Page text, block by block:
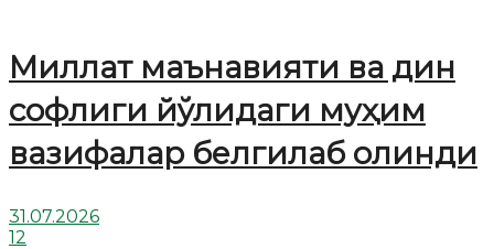
Миллат маънавияти ва дин
софлиги йўлидаги муҳим
вазифалар белгилаб олинди
31.07.2026
12